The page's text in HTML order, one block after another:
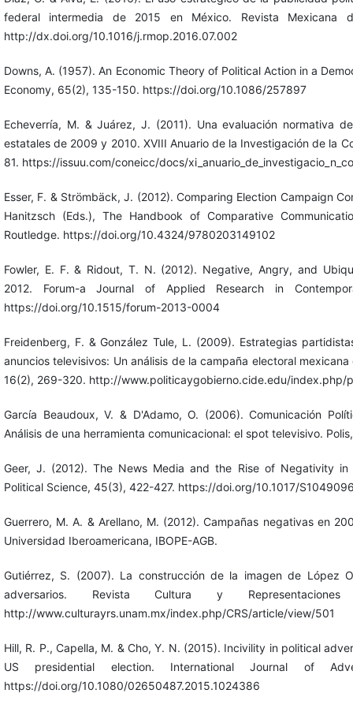
federal intermedia de 2015 en México. Revista Mexicana
http://dx.doi.org/10.1016/j.rmop.2016.07.002
Downs, A. (1957). An Economic Theory of Political Action in a
Economy, 65(2), 135-150. https://doi.org/10.1086/257897
Echeverría, M. & Juárez, J. (2011). Una evaluación normativa
estatales de 2009 y 2010. XVIII Anuario de la Investigación de la
81. https://issuu.com/coneicc/docs/
Esser, F. & Strömbäck, J. (2012). Comparing Election Campaign
Hanitzsch (Eds.), The Handbook of Comparative
Routledge. https://doi.org/10.4324/9780203149102
Fowler, E. F. & Ridout, T. N. (2012). Negative, Angry, and
2012. Forum-a Journal of Applied Research in
https://doi.org/10.1515/forum-2013-0004
Freidenberg, F. & González Tule, L. (2009). Estrategias
anuncios televisivos: Un análisis de la campaña electoral
16(2), 269-320. http://www.politicaygobierno.cide.edu/
García Beaudoux, V. & D'Adamo, O. (2006). Comunicación
Análisis de una herramienta comunicacional: el spot televisivo.
Geer, J. (2012). The News Media and the Rise of Negativity in
Political Science, 45(3), 422-427. https://doi.org/10.1017/
Guerrero, M. A. & Arellano, M. (2012). Campañas negativas en
Universidad Iberoamericana, IBOPE-AGB.
Gutiérrez, S. (2007). La construcción de la imagen de López
adversarios. Revista Cultura y
http://www.culturayrs.unam.mx/index.php/CRS/article/view/501
Hill, R. P., Capella, M. & Cho, Y. N. (2015). Incivility in political
US presidential election. International Journal of
https://doi.org/10.1080/02650487.2015.1024386